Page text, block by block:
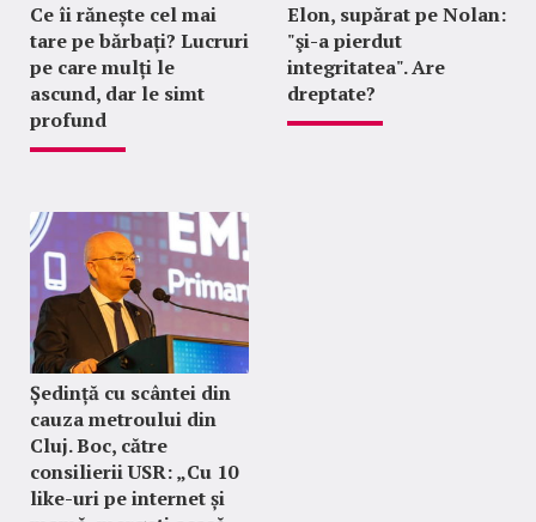
Ce îi rănește cel mai
tare pe bărbați? Lucruri
pe care mulți le
ascund, dar le simt
profund
Elon, supărat pe Nolan:
"şi-a pierdut
integritatea". Are
dreptate?
Ședință cu scântei din
cauza metroului din
Cluj. Boc, către
consilierii USR: „Cu 10
like-uri pe internet și